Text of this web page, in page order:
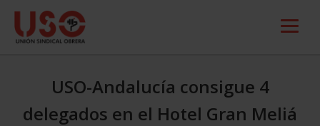
USO-Andalucía consigue 4
delegados en el Hotel Gran Meliá